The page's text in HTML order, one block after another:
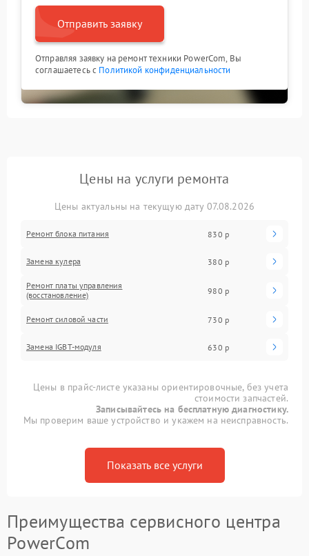
Отправить заявку
Отправляя заявку на ремонт техники PowerCom, Вы
соглашаетесь с Политикой конфиденциальности
Цены на услуги ремонта
Цены актуальны на текущую дату 07.08.2026
Ремонт блока питания 830 р
Замена кулера 380 р
Ремонт платы управления
(восстановление)
980 р
Ремонт силовой части 730 р
Замена IGBT-модуля 630 р
Цены в прайс-листе указаны ориентировочные, без учета
стоимости запчастей.
Записывайтесь на бесплатную диагностику.
Мы проверим ваше устройство и укажем на неисправность.
Показать все услуги
Преимущества сервисного центра
PowerCom